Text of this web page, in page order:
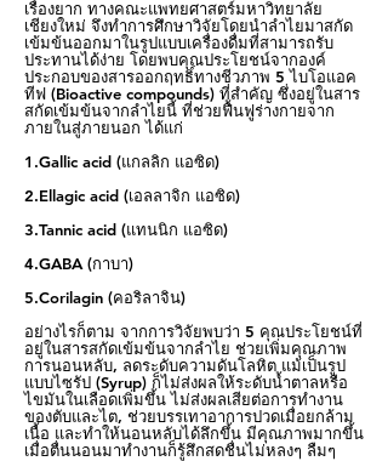
เรื่องยาก ทางคณะแพทยศาสตร์มหาวิทยาลัย
เชียงใหม่ จึงทำการศึกษาวิจัยโดยนำลำไยมาสกัด
เข้มข้นออกมาในรูปแบบเครื่องดื่มที่สามารถรับ
ประทานได้ง่าย โดยพบคุณประโยชน์จากองค์
ประกอบของสารออกฤทธิ์ทางชีวภาพ 5 ไบโอแอค
ทีฟ (Bioactive compounds) ที่สำคัญ ซึ่งอยู่ในสาร
สกัดเข้มข้นจากลำไยนี้ ที่ช่วยฟื้นฟูร่างกายจาก
ภายในสู่ภายนอก ได้แก่
1.Gallic acid (แกลลิก แอซิด)
2.Ellagic acid (เอลลาจิก แอซิด)
3.Tannic acid (แทนนิก แอซิด)
4.GABA (กาบา)
5.Corilagin (คอริลาจิน)
อย่างไรก็ตาม จากการวิจัยพบว่า 5 คุณประโยชน์ที่
อยู่ในสารสกัดเข้มข้นจากลำไย ช่วยเพิ่มคุณภาพ
การนอนหลับ, ลดระดับความดันโลหิต แม้เป็นรูป
แบบไซรัป (Syrup) ก็ไม่ส่งผลให้ระดับน้ำตาลหรือ
ไขมันในเลือดเพิ่มขึ้น ไม่ส่งผลเสียต่อการทำงาน
ของตับและไต, ช่วยบรรเทาอาการปวดเมื่อยกล้าม
เนื้อ และทำให้นอนหลับได้ลึกขึ้น มีคุณภาพมากขึ้น
เมื่อตื่นนอนมาทำงานก็รู้สึกสดชื่นไม่หลงๆ ลืมๆ